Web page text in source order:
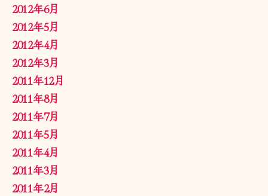
2012年6月
2012年5月
2012年4月
2012年3月
2011年12月
2011年8月
2011年7月
2011年5月
2011年4月
2011年3月
2011年2月